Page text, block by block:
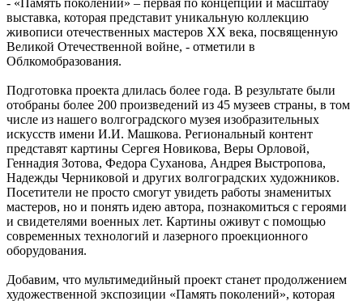
выставка, которая представит уникальную коллекцию
живописи отечественных мастеров XX века, посвященную
Великой Отечественной войне, - отметили в
Облкомобразования.
Подготовка проекта длилась более года. В результате были
отобраны более 200 произведений из 45 музеев страны, в том
числе из нашего волгоградского музея изобразительных
искусств имени И.И. Машкова. Региональный контент
представят картины Сергея Новикова, Веры Орловой,
Геннадия Зотова, Федора Суханова, Андрея Выстропова,
Надежды Черниковой и других волгоградских художников.
Посетители не просто смогут увидеть работы знаменитых
мастеров, но и понять идею автора, познакомиться с героями
и свидетелями военных лет. Картины оживут с помощью
современных технологий и лазерного проекционного
оборудования.
Добавим, что мультимедийный проект станет продолжением
художественной экспозиции «Память поколений», которая